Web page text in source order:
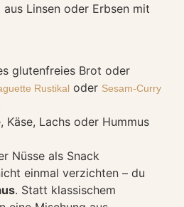
Linsen oder Erbsen mit
glutenfreies Brot oder
Rustikal oder Sesam-Curry
Käse, Lachs oder Hummus
Nüsse als Snack
einmal verzichten – du
. Statt klassischem